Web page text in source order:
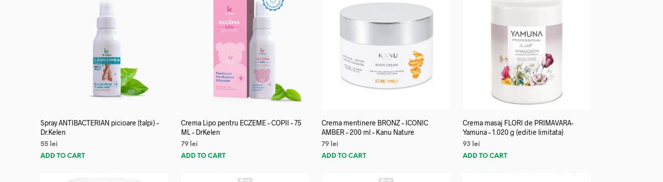
Spray ANTIBACTERIAN picioare (talpi) –
Dr.Kelen
55 lei
ADD TO CART
Crema Lipo pentru ECZEME – COPII – 75
ML – DrKelen
79 lei
ADD TO CART
Crema mentinere BRONZ – ICONIC
AMBER – 200 ml – Kanu Nature
79 lei
ADD TO CART
Crema masaj FLORI de PRIMAVARA-
Yamuna – 1.020 g (editie limitata)
93
lei
ADD TO CART